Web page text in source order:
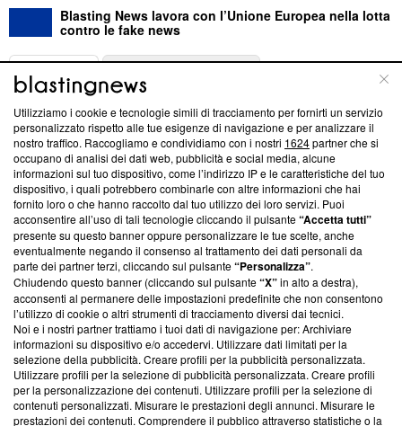
Blasting News lavora con l’Unione Europea nella lotta
contro le fake news
ABOUT
Questa sezione offre informazioni trasparenti su Blasting
News, sui nostri processi editoriali e su come ci impegniamo a
creare news di qualità. Inoltre, afferma la nostra aderenza a
‘Trust Project - News with Integrity’Blasting News non è
ancora membro del programma, ma ha richiesto di farne
parte; Trust Project non ha ancora effettuato una verifica di
conformità agli standard.
Su di noi
Team editoriale
Corporate
Redazione
Informativa Privacy
Utilizziamo i cookie e tecnologie simili di tracciamento per fornirti un servizio
personalizzato rispetto alle tue esigenze di navigazione e per analizzare il
nostro traffico. Raccogliamo e condividiamo con i nostri 1624partner che si
occupano di analisi dei dati web, pubblicità e social media, alcune
informazioni sul tuo dispositivo, come l’indirizzo IP e le caratteristiche del tuo
dispositivo, i quali potrebbero combinarle con altre informazioni che hai
fornito loro o che hanno raccolto dal tuo utilizzo dei loro servizi. Puoi
acconsentire all’uso di tali tecnologie cliccando il pulsante“Accetta tutti”
presente su questo banner oppure personalizzare le tue scelte, anche
eventualmente negando il consenso al trattamento dei dati personali da
parte dei partner terzi, cliccando sul pulsante“Personalizza”.
Chiudendo questo banner (cliccando sul pulsante“X”in alto a destra),
acconsenti al permanere delle impostazioni predefinite che non consentono
l’utilizzo di cookie o altri strumenti di tracciamento diversi dai tecnici.
Noi e i nostri partner trattiamo i tuoi dati di navigazione per: Archiviare
informazioni su dispositivo e/o accedervi. Utilizzare dati limitati per la
selezione della pubblicità. Creare profili per la pubblicità personalizzata.
Utilizzare profili per la selezione di pubblicità personalizzata. Creare profili
per la personalizzazione dei contenuti. Utilizzare profili per la selezione di
contenuti personalizzati. Misurare le prestazioni degli annunci. Misurare le
prestazioni dei contenuti. Comprendere il pubblico attraverso statistiche o la